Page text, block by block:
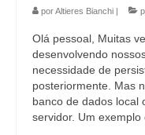
porAltieres Bianchi |
Olá pessoal, Muitas
desenvolvendo
necessidade de
posteriormente. Mas
banco de dados local
servidor. Um